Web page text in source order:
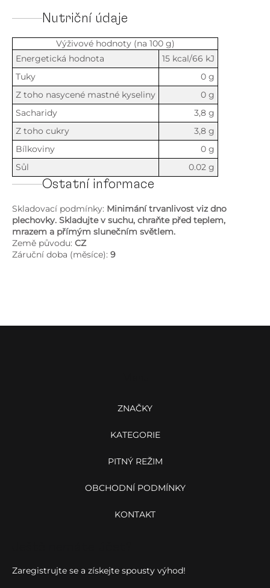
Nutriční údaje
Výživové hodnoty (na 100 g)
Energetická hodnota
15 kcal/66 kJ
Tuky
0 g
Z toho nasycené mastné kyseliny
0 g
Sacharidy
3,8 g
Z toho cukry
3,8 g
Bílkoviny
0 g
Sůl
0.02 g
Ostatní informace
Skladovací podmínky: Minimání trvanlivost viz dno
plechovky. Skladujte v suchu, chraňte před teplem,
mrazem a přímým slunečním světlem.
Země původu: CZ
Záruční doba (měsíce): 9
ZNAČKY
KATEGORIE
PITNÝ REŽIM
OBCHODNÍ PODMÍNKY
KONTAKT
Zaregistrujte se a získejte spousty výhod!